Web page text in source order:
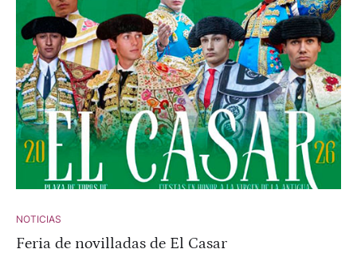
NOTICIAS
Feria de novilladas de El Casar